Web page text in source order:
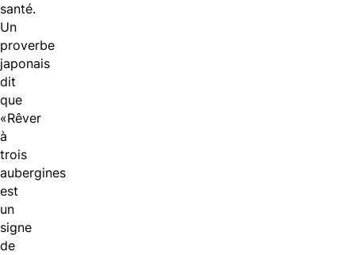
santé.
Un
proverbe
japonais
dit
que
«Rêver
à
trois
aubergines
est
un
signe
de